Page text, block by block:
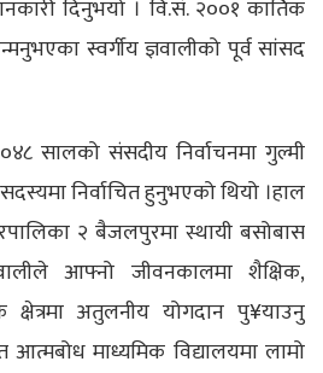
दिनुभयो । वि.सं. २००१ कार्तिक
स्वर्गीय ज्ञवालीको पूर्व सांसद
संसदीय निर्वाचनमा गुल्मी
निर्वाचित हुनुभएको थियो ।हाल
२ बैजलपुरमा स्थायी बसोबास
आफ्नो जीवनकालमा शैक्षिक,
अतुलनीय योगदान पु¥याउनु
माध्यमिक विद्यालयमा लामो